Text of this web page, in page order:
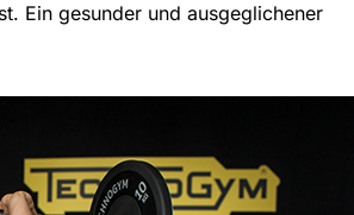
Ein gesunder und ausgeglichener